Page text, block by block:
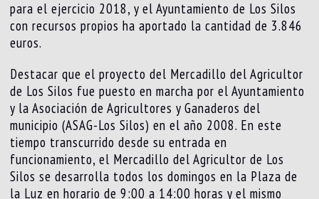
para el ejercicio 2018, y el Ayuntamiento de Los Silos
con recursos propios ha aportado la cantidad de 3.846
euros.
Destacar que el proyecto del Mercadillo del Agricultor
de Los Silos fue puesto en marcha por el Ayuntamiento
y la Asociación de Agricultores y Ganaderos del
municipio (ASAG-Los Silos) en el año 2008. En este
tiempo transcurrido desde su entrada en
funcionamiento, el Mercadillo del Agricultor de Los
Silos se desarrolla todos los domingos en la Plaza de
la Luz en horario de 9:00 a 14:00 horas y el mismo